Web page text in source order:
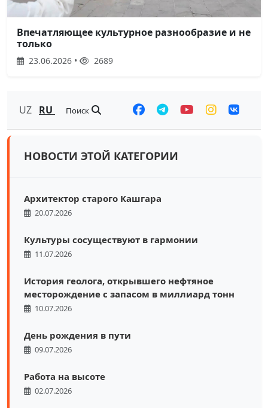
Впечатляющее культурное разнообразие и не
только
23.06.2026 • 2689
UZ RU Поиск
НОВОСТИ ЭТОЙ КАТЕГОРИИ
Архитектор старого Кашгара
20.07.2026
Культуры сосуществуют в гармонии
11.07.2026
История геолога, открывшего нефтяное
месторождение с запасом в миллиард тонн
10.07.2026
День рождения в пути
09.07.2026
Работа на высоте
02.07.2026